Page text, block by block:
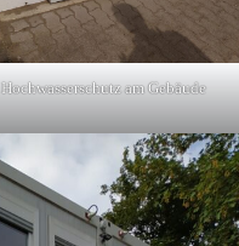
Hochwasserschutz am Gebäude